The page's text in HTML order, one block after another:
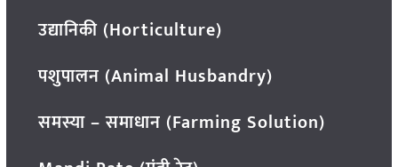
उद्यानिकी (Horticulture)
पशुपालन (Animal Husbandry)
समस्या – समाधान (Farming Solution)